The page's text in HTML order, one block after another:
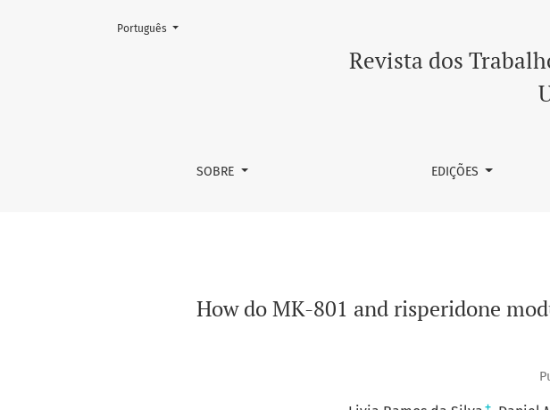
How do MK-801 and risperidone modulate the proteome of human
Revista dos
SOBRE EDIÇÕES
Mudar o idioma. O atual é:
Português
How do MK-801 and risperidone